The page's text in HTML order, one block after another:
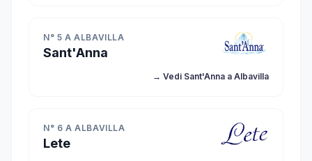
N° 5 A ALBAVILLA
Sant'Anna
→ Vedi Sant'Anna a Albavilla
N° 6 A ALBAVILLA
Lete